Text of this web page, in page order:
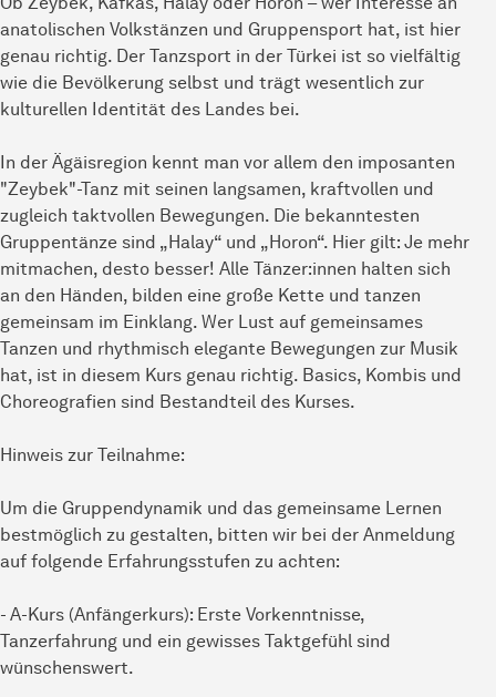
anatolischen Volkstänzen und Gruppensport hat, ist hier
genau richtig. Der Tanzsport in der Türkei ist so vielfältig
wie die Bevölkerung selbst und trägt wesentlich zur
kulturellen Identität des Landes bei.
In der Ägäisregion kennt man vor allem den imposanten
"Zeybek"-Tanz mit seinen langsamen, kraftvollen und
zugleich taktvollen Bewegungen. Die bekanntesten
Gruppentänze sind „Halay“ und „Horon“. Hier gilt: Je mehr
mitmachen, desto besser! Alle Tänzer:innen halten sich
an den Händen, bilden eine große Kette und tanzen
gemeinsam im Einklang. Wer Lust auf gemeinsames
Tanzen und rhythmisch elegante Bewegungen zur Musik
hat, ist in diesem Kurs genau richtig. Basics, Kombis und
Choreografien sind Bestandteil des Kurses.
Hinweis zur Teilnahme:
Um die Gruppendynamik und das gemeinsame Lernen
bestmöglich zu gestalten, bitten wir bei der Anmeldung
auf folgende Erfahrungsstufen zu achten:
- A-Kurs (Anfängerkurs): Erste Vorkenntnisse,
Tanzerfahrung und ein gewisses Taktgefühl sind
wünschenswert.